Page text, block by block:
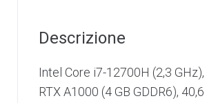
Descrizione
Intel Core i7-12700H (2,3
RTX A1000 (4 GB GDDR6),